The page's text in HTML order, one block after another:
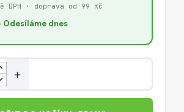
DPH · doprava od 99 Kč
Odesíláme dnes
+